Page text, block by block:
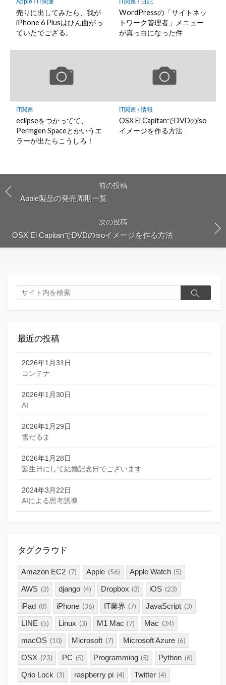
売りに出してみたら、我が
iPhone 6 Plusはひん曲がっ
ていたでござる。
WordPressの「サイトネッ
トワーク管理者」メニュー
が真っ白になった件
IT関連
eclipseをつかってて、
Permgen Spaceとかいうエ
ラーが出たらこうしろ！
IT関連 /情報
OSX El CapitanでDVDのiso
イメージを作る方法
前の投稿
Apple製品の発売周期一覧
次の投稿
OSX El CapitanでDVDのisoイメージを作る方法
検
索
検
最近の投稿
2026年1月31日
コンテナ
2026年1月30日
AI
2026年1月29日
雪だるま
2026年1月28日
誕生日にして結婚記念日でございます
2024年3月22日
AIによる思考誘導
タグクラウド
Amazon EC2 (7) Apple (56) Apple Watch (5)
AWS (3) django (4) Dropbox (3) iOS (23)
iPad (8) iPhone (36) IT業界 (7) JavaScript (3)
LINE (5) Linux (3) M1 Mac (7) Mac (34)
macOS (10) Microsoft (7) Microsoft Azure (6)
OSX (23) PC (5) Programming (5) Python (6)
Qrio Lock (3) raspberry pi (4) Twitter (4)